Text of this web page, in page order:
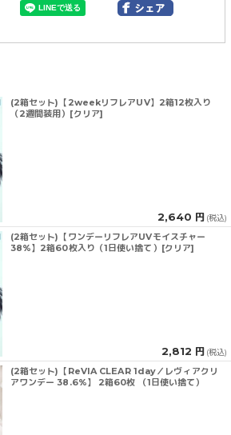
(2箱セット)【2weekリフレアUV】2箱12枚入り
（2週間装用）[クリア]
2,640 円 (税込)
(2箱セット)【ワンデーリフレアUVモイスチャー
38%】2箱60枚入り（1日使い捨て）[クリア]
2,812 円 (税込)
(2箱セット)【ReVIA CLEAR 1day／レヴィアクリ
アワンデー 38.6%】 2箱60枚 （1日使い捨て）